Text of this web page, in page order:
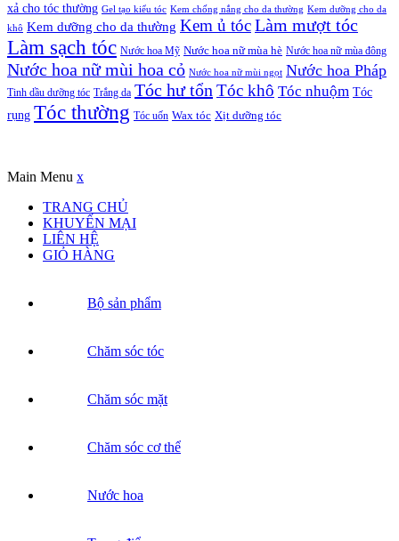
xả cho tóc thường Gel tạo kiểu tóc Kem chống nắng cho da thường Kem dưỡng cho da
khô Kem dưỡng cho da thường Kem ủ tócLàm mượt tóc
Làm sạch tóc Nước hoa Mỹ Nước hoa nữ mùa hè Nước hoa nữ mùa đông
Nước hoa nữ mùi hoa cỏ Nước hoa nữ mùi ngọt Nước hoa Pháp
Tinh dầu dưỡng tóc Trắng da Tóc hư tổn Tóc khô Tóc nhuộm Tóc
rụng Tóc thường Tóc uốn Wax tóc Xịt dưỡng tóc
Main Menu x
TRANG CHỦ
KHUYẾN MẠI
LIÊN HỆ
GIỎ HÀNG
Bộ sản phẩm
Chăm sóc tóc
Chăm sóc mặt
Chăm sóc cơ thể
Nước hoa